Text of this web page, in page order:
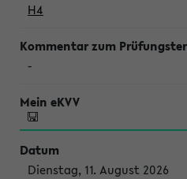
H4
-
Dienstag, 11. August 2026